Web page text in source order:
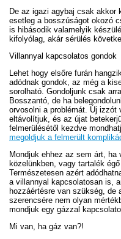
De az igazi agybaj csak akkor
esetleg a bosszúságot okozó
is hibásodik valamelyik
kifolyólag, akár sérülés
Villannyal kapcsolatos gondok
Lehet hogy elsőre furán
adódnak gondok, az még a
sorolható. Gondoljunk csak
Bosszantó, de ha
orvosolni a problémát. Új izzót
eltávolítjuk, és az újat
felmerülésétől kezdve
megoldjuk a felmerült
Mondjuk ehhez az sem árt, ha
közelünkben, vagy tartalék
Természetesen azért
a villannyal kapcsolatosan is,
hozzáértésre van szükség, de
szerencsére nem olyan
mondjuk egy gázzal
Mi van, ha gáz van?!